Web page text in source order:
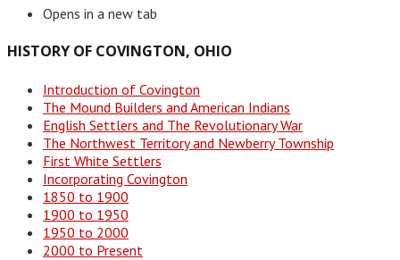
Opens in a new tab
HISTORY OF COVINGTON, OHIO
Introduction of Covington
The Mound Builders and American Indians
English Settlers and The Revolutionary War
The Northwest Territory and Newberry Township
First White Settlers
Incorporating Covington
1850 to 1900
1900 to 1950
1950 to 2000
2000 to Present